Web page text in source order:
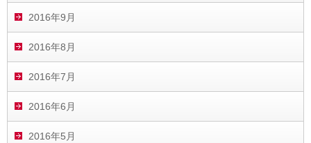
2016年9月
2016年8月
2016年7月
2016年6月
2016年5月